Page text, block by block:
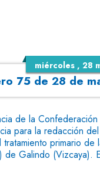
75 de 28 de
miércoles , 28
de la
para la redacción
primario de
Galindo (Vizcaya).